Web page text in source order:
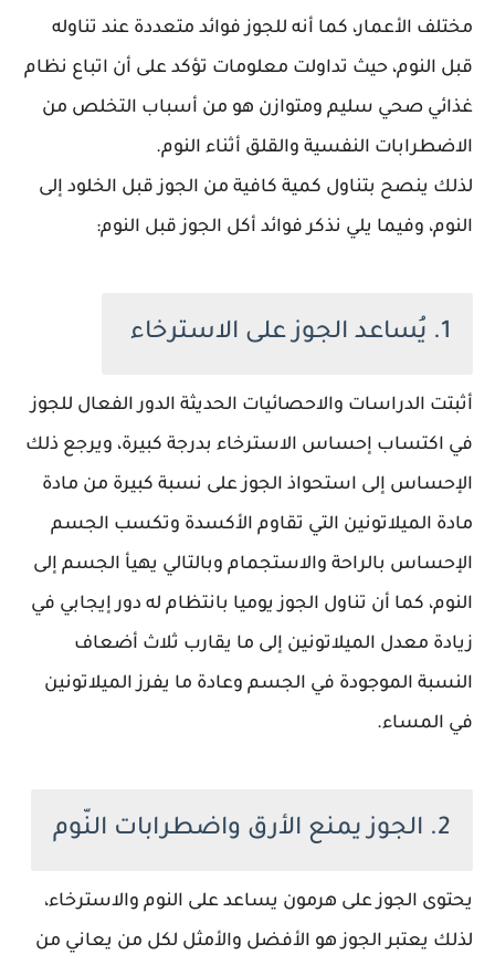
مختلف الأعمار، كما أنه للجوز فوائد متعددة عند تناوله
قبل النوم، حيث تداولت معلومات تؤكد على أن اتباع نظام
غذائي صحي سليم ومتوازن هو من أسباب التخلص من
الاضطرابات النفسية والقلق أثناء النوم.
لذلك ينصح بتناول كمية كافية من الجوز قبل الخلود إلى
النوم، وفيما يلي نذكر فوائد أكل الجوز قبل النوم:
1. يُساعد الجوز على الاسترخاء
أثبتت الدراسات والاحصائيات الحديثة الدور الفعال للجوز
في اكتساب إحساس الاسترخاء بدرجة كبيرة، ويرجع ذلك
الإحساس إلى استحواذ الجوز على نسبة كبيرة من مادة
مادة الميلاتونين التي تقاوم الأكسدة وتكسب الجسم
الإحساس بالراحة والاستجمام وبالتالي يهيأ الجسم إلى
النوم، كما أن تناول الجوز يوميا بانتظام له دور إيجابي في
زيادة معدل الميلاتونين إلى ما يقارب ثلاث أضعاف
النسبة الموجودة في الجسم وعادة ما يفرز الميلاتونين
في المساء.
2. الجوز يمنع الأرق واضطرابات النّوم
يحتوى الجوز على هرمون يساعد على النوم والاسترخاء،
لذلك يعتبر الجوز هو الأفضل والأمثل لكل من يعاني من